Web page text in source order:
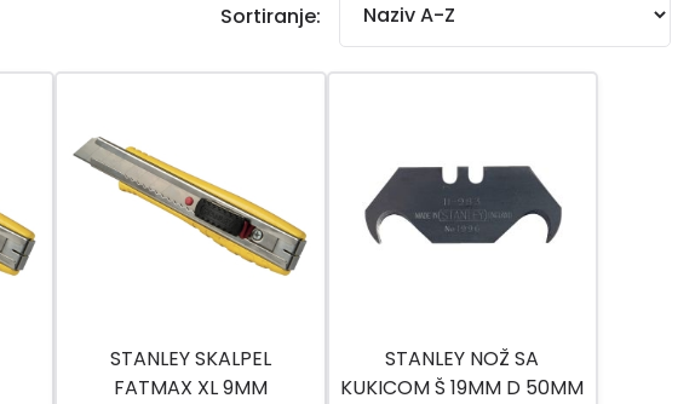
Sortiranje:
STANLEY SKALPEL
FATMAX XL 9MM
STANLEY NOŽ SA
KUKICOM Š 19MM D 50MM